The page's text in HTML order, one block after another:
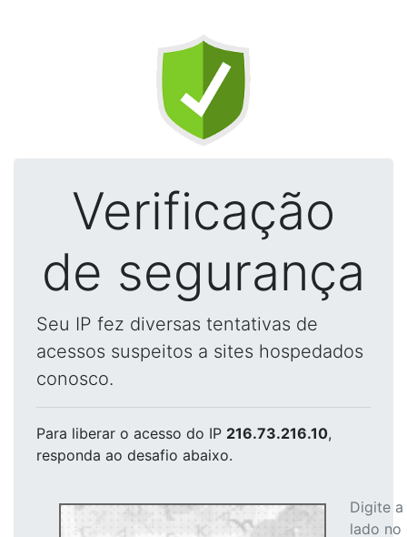
Verificação
de segurança
Seu IP fez diversas tentativas de
acessos suspeitos a sites hospedados
conosco.
Para liberar o acesso do IP 216.73.216.10,
responda ao desafio abaixo.
Digite
lado no